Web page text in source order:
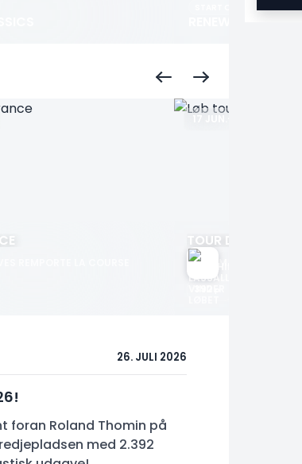
TOUR DE SUISSE
26. JULI 2026
foran Roland Thomin på
med 2.392